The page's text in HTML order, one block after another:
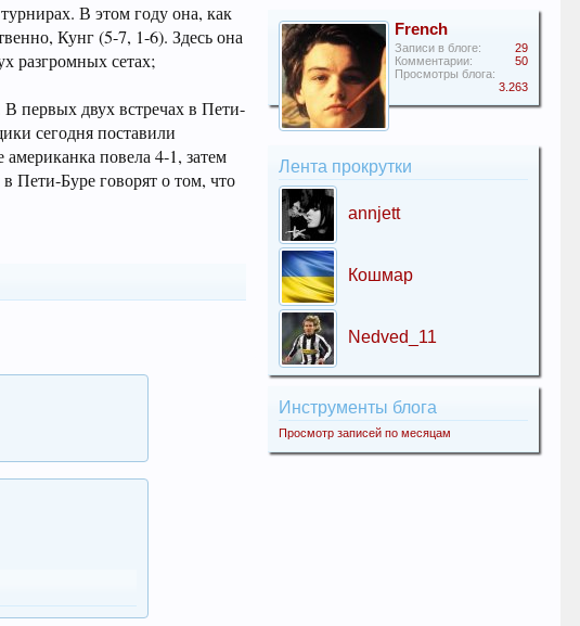
В этом году она, как
Кунг (5-7, 1-6). Здесь она
разгромных сетах;
первых двух встречах в Пети-
сегодня поставили
повела 4-1, затем
Пети-Буре говорят о том, что
French
Записи в блоге:
29
Комментарии:
50
Просмотры блога:
3.263
Лента прокрутки
annjett
Кошмар
Nedved_11
Инструменты блога
Просмотр записей по месяцам